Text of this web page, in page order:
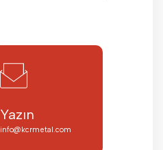
Yazın
info@kcrmetal.com